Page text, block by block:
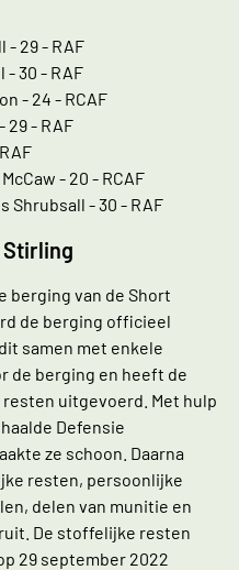
- 29 - RAF
- 30 - RAF
- 24 - RCAF
29 - RAF
- 20 - RCAF
Shrubsall - 30 - RAF
Stirling
berging van de Short
de berging officieel
samen met enkele
de berging en heeft de
uitgevoerd. Met hulp
Defensie
ze schoon. Daarna
resten, persoonlijke
delen van munitie en
De stoffelijke resten
29 september 2022